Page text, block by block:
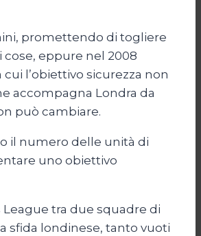
promettendo di togliere
cose, eppure nel 2008
l’obiettivo sicurezza non
accompagna Londra da
può cambiare.
il numero delle unità di
uno obiettivo
tra due squadre di
sfida londinese, tanto vuoti